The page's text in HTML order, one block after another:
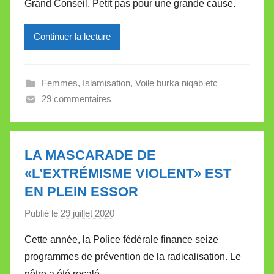
M
l
V
a
l
e
e
Grand Conseil. Petit pas pour une grande cause.
Continuer la lecture
Femmes, Islamisation, Voile burka niqab etc
29 commentaires
LA MASCARADE DE
«L’EXTRÉMISME VIOLENT» EST
EN PLEIN ESSOR
Publié le 29 juillet 2020
r
M
Cette année, la Police fédérale finance seize
programmes de prévention de la radicalisation. Le